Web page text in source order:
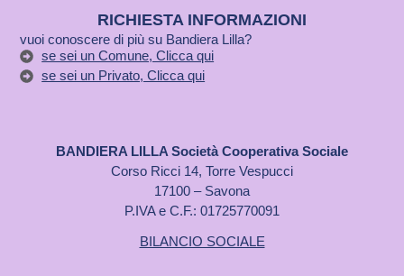
RICHIESTA INFORMAZIONI
vuoi conoscere di più su Bandiera Lilla?
se sei un Comune, Clicca qui
se sei un Privato, Clicca qui
BANDIERA LILLA Società Cooperativa Sociale
Corso Ricci 14, Torre Vespucci
17100 – Savona
P.IVA e C.F.: 01725770091
BILANCIO SOCIALE